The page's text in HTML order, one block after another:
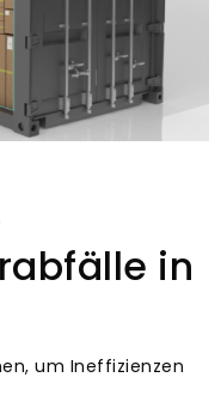
in
um Ineffizienzen